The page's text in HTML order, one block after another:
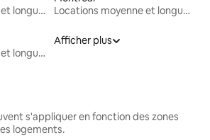
Locations moyenne et longue durée
Locations moyenne et longue durée
Locations moyenne et longue durée
Afficher plus
s'appliquer en fonction des zones
logements.